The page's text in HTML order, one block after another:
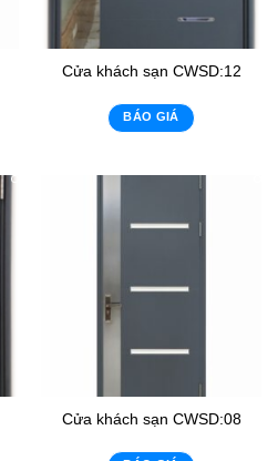
Cửa khách sạn CWSD:12
BÁO GIÁ
Cửa khách sạn CWSD:08